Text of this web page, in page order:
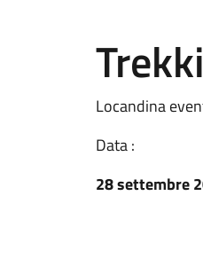
Locandina
Data :
28 settembre